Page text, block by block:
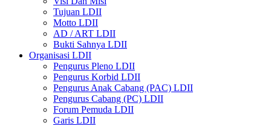
Tujuan LDII
Motto LDII
AD / ART LDII
Bukti Sahnya LDII
Organisasi LDII
Pengurus Pleno LDII
Pengurus Korbid LDII
Pengurus Anak Cabang (PAC) LDII
Pengurus Cabang (PC) LDII
Forum Pemuda LDII
Garis LDII